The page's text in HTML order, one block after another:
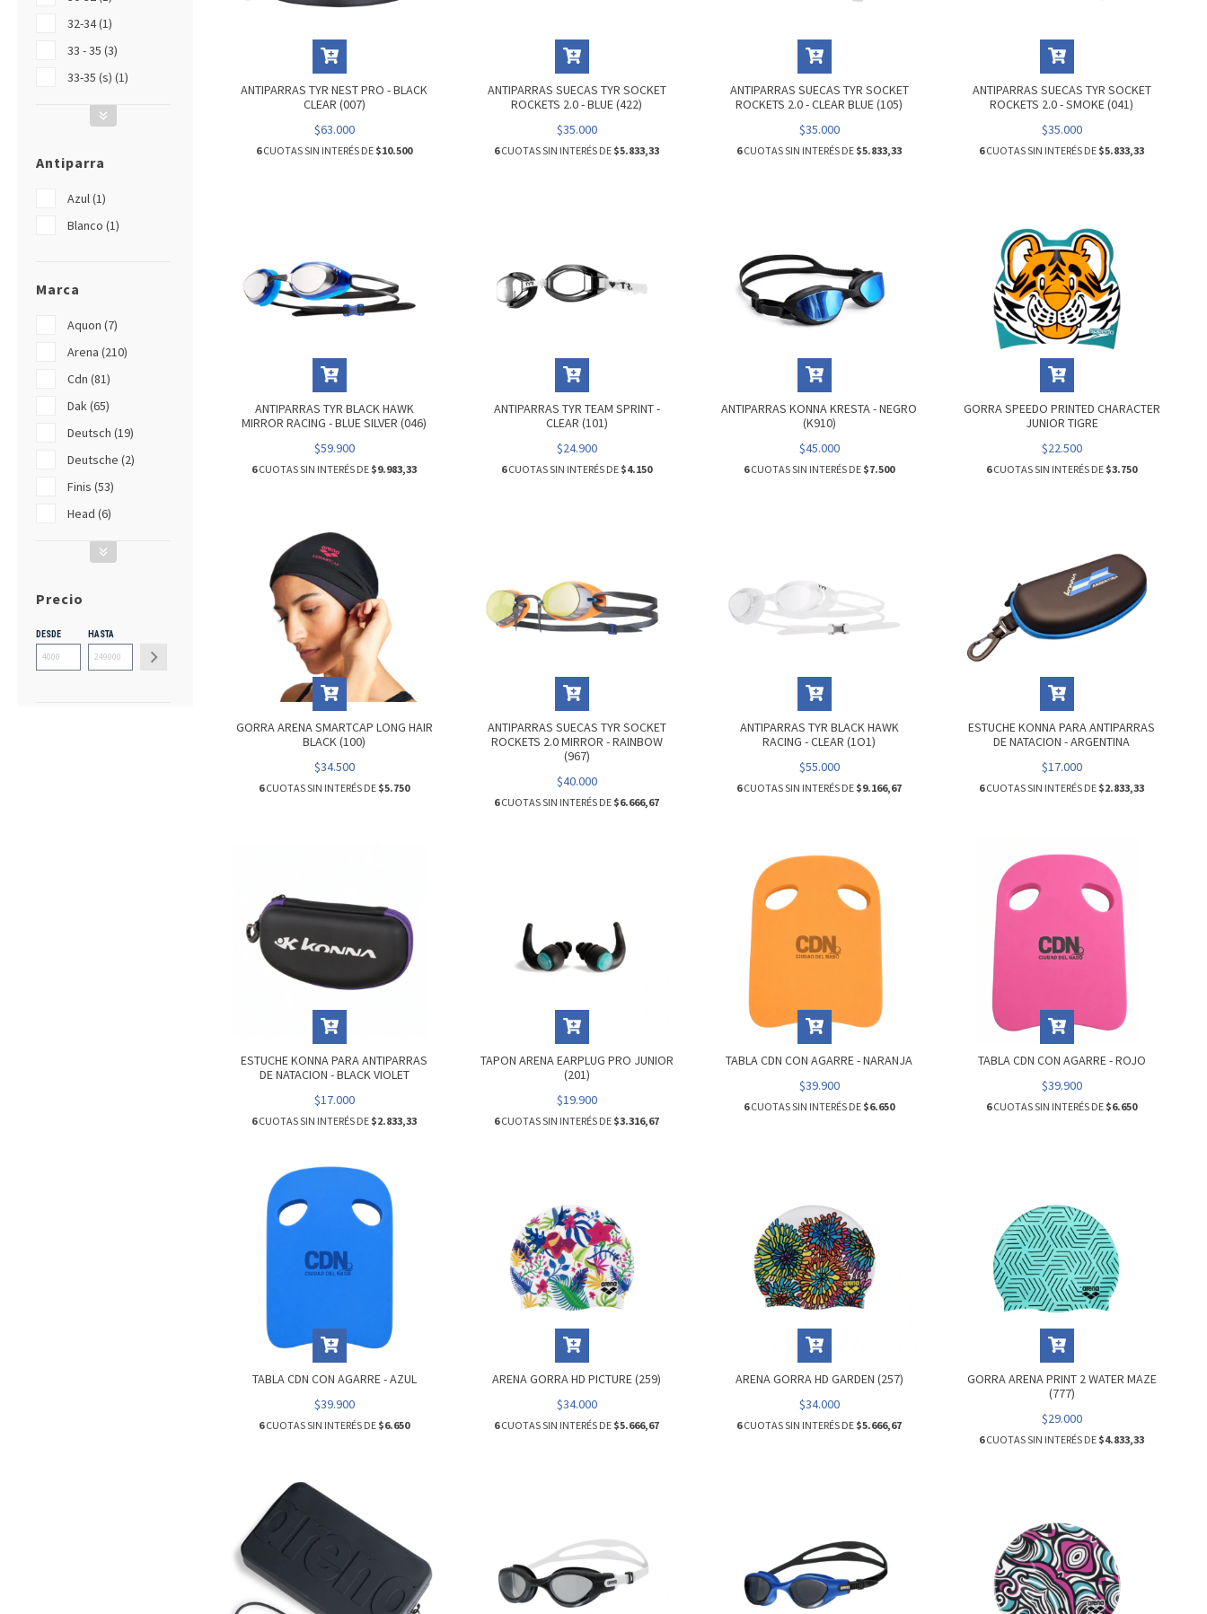
32-34 (1)
33 - 35 (3)
33-35 (s) (1)
Antiparra
Azul (1)
Blanco (1)
Marca
Aquon (7)
Arena (210)
Cdn (81)
Dak (65)
Deutsch (19)
Deutsche (2)
Finis (53)
Head (6)
Precio
DESDE HASTA
ANTIPARRAS TYR NEST PRO - BLACK
CLEAR (007)
$63.000
6CUOTAS SIN INTERÉS DE $10.500
ANTIPARRAS SUECAS TYR SOCKET
ROCKETS 2.0 - BLUE (422)
$35.000
6CUOTAS SIN INTERÉS DE $5.833,33
ANTIPARRAS SUECAS TYR SOCKET
ROCKETS 2.0 - CLEAR BLUE (105)
$35.000
6CUOTAS SIN INTERÉS DE $5.833,33
ANTIPARRAS SUECAS TYR SOCKET
ROCKETS 2.0 - SMOKE (041)
$35.000
6CUOTAS SIN INTERÉS DE $5.833,33
ANTIPARRAS TYR BLACK HAWK
MIRROR RACING - BLUE SILVER (046)
$59.900
6CUOTAS SIN INTERÉS DE $9.983,33
ANTIPARRAS TYR TEAM SPRINT -
CLEAR (101)
$24.900
6CUOTAS SIN INTERÉS DE $4.150
ANTIPARRAS KONNA KRESTA - NEGRO
(K910)
$45.000
6CUOTAS SIN INTERÉS DE $7.500
GORRA SPEEDO PRINTED CHARACTER
JUNIOR TIGRE
$22.500
6CUOTAS SIN INTERÉS DE $3.750
GORRA ARENA SMARTCAP LONG HAIR
BLACK (100)
$34.500
6CUOTAS SIN INTERÉS DE $5.750
ANTIPARRAS SUECAS TYR SOCKET
ROCKETS 2.0 MIRROR - RAINBOW
(967)
$40.000
6CUOTAS SIN INTERÉS DE $6.666,67
ANTIPARRAS TYR BLACK HAWK
RACING - CLEAR (1O1)
$55.000
6CUOTAS SIN INTERÉS DE $9.166,67
ESTUCHE KONNA PARA ANTIPARRAS
DE NATACION - ARGENTINA
$17.000
6CUOTAS SIN INTERÉS DE $2.833,33
ESTUCHE KONNA PARA ANTIPARRAS
DE NATACION - BLACK VIOLET
$17.000
6CUOTAS SIN INTERÉS DE $2.833,33
TAPON ARENA EARPLUG PRO JUNIOR
(201)
$19.900
6CUOTAS SIN INTERÉS DE $3.316,67
TABLA CDN CON AGARRE - NARANJA
$39.900
6CUOTAS SIN INTERÉS DE $6.650
TABLA CDN CON AGARRE - ROJO
$39.900
6CUOTAS SIN INTERÉS DE $6.650
TABLA CDN CON AGARRE - AZUL
$39.900
6CUOTAS SIN INTERÉS DE $6.650
ARENA GORRA HD PICTURE (259)
$34.000
6CUOTAS SIN INTERÉS DE $5.666,67
ARENA GORRA HD GARDEN (257)
$34.000
6CUOTAS SIN INTERÉS DE $5.666,67
GORRA ARENA PRINT 2 WATER MAZE
(777)
$29.000
6CUOTAS SIN INTERÉS DE $4.833,33